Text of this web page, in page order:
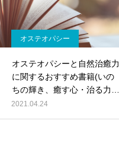
オステオパシー
オステオパシーと自然治癒力
に関するおすすめ書籍(いの
ちの輝き、癒す心・治る力な
ど)
2021.04.24